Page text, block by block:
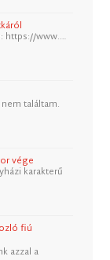
https://www.…
találtam.
vége
karakterű
fiú
azzal a